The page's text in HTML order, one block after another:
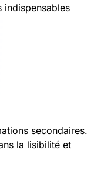
indispensables
secondaires.
la lisibilité et